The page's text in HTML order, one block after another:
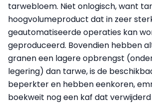
tarwebloem. Niet onlogisch, want
hoogvolumeproduct dat in zeer
geautomatiseerde operaties kan
geproduceerd. Bovendien hebben
granen een lagere opbrengst
legering) dan tarwe, is de
beperkter en hebben eenkoren,
boekweit nog een kaf dat